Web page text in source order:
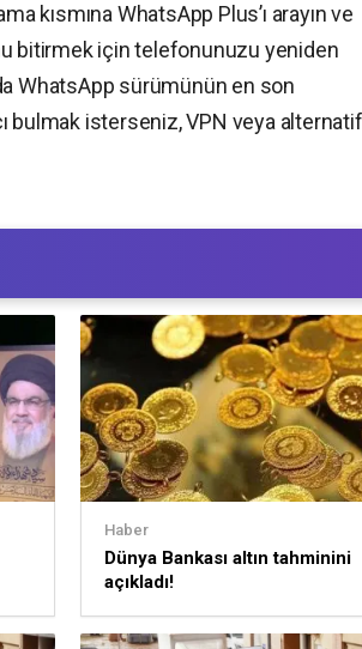
kısmına WhatsApp Plus’ı arayın ve
bitirmek için telefonunuzu yeniden
WhatsApp sürümünün en son
bulmak isterseniz, VPN veya alternatif
Haber
Dünya Bankası altın tahminini
açıkladı!